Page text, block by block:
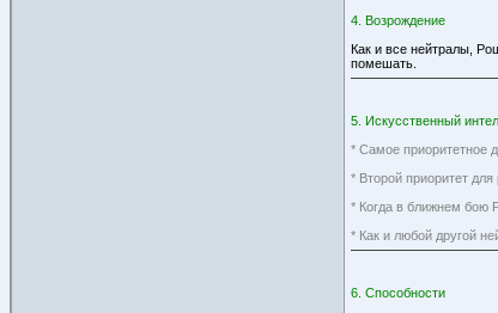
4. Возрождение
Как и все нейтралы,
помешать.
5. Искусственный
* Cамое приоритетное
* Второй приоритет
* Когда в ближнем бою
* Как и любой другой
6. Способности